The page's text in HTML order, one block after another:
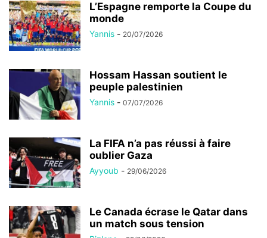
L’Espagne remporte la Coupe du
monde
Yannis - 20/07/2026
Hossam Hassan soutient le
peuple palestinien
Yannis - 07/07/2026
La FIFA n’a pas réussi à faire
oublier Gaza
Ayyoub - 29/06/2026
Le Canada écrase le Qatar dans
un match sous tension